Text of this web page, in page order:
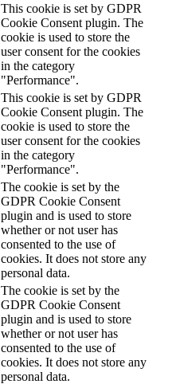
This cookie is set by GDPR
Cookie Consent plugin. The
cookie is used to store the
user consent for the cookies
in the category
"Performance".
This cookie is set by GDPR
Cookie Consent plugin. The
cookie is used to store the
user consent for the cookies
in the category
"Performance".
The cookie is set by the
GDPR Cookie Consent
plugin and is used to store
whether or not user has
consented to the use of
cookies. It does not store any
personal data.
The cookie is set by the
GDPR Cookie Consent
plugin and is used to store
whether or not user has
consented to the use of
cookies. It does not store any
personal data.